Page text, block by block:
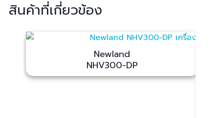
สินค้าที่เกี่ยวข้อง
Newland
NHV300-DP